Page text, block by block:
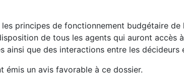
principes de fonctionnement budgétaire de
de tous les agents qui auront accès
ainsi que des interactions entre les
émis un avis favorable à ce dossier.